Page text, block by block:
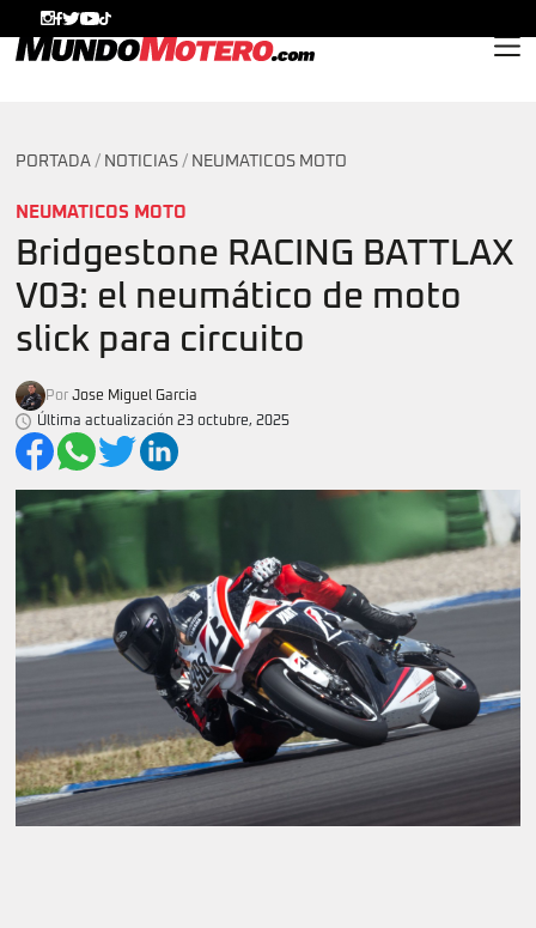
PORTADA / NOTICIAS / NEUMATICOS MOTO
NEUMATICOS MOTO
Bridgestone RACING BATTLAX
V03: el neumático de moto
slick para circuito
Por Jose Miguel Garcia
Última actualización 23 octubre, 2025